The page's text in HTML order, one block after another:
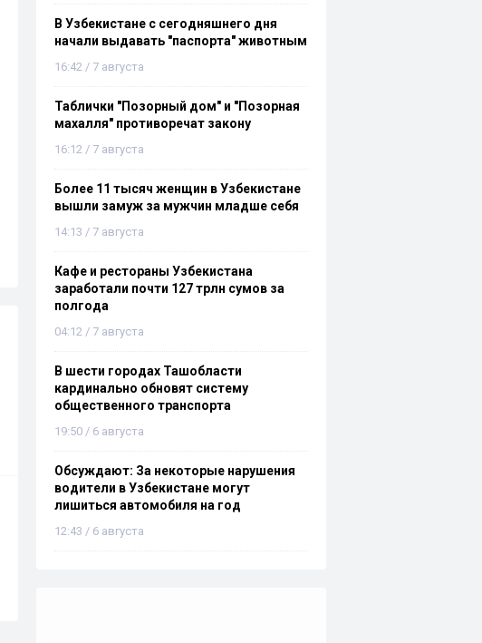
В Узбекистане с сегодняшнего дня
начали выдавать "паспорта" животным
16:42 / 7 августа
Таблички "Позорный дом" и "Позорная
махалля" противоречат закону
16:12 / 7 августа
Более 11 тысяч женщин в Узбекистане
вышли замуж за мужчин младше себя
14:13 / 7 августа
Кафе и рестораны Узбекистана
заработали почти 127 трлн сумов за
полгода
04:12 / 7 августа
В шести городах Ташобласти
кардинально обновят систему
общественного транспорта
19:50 / 6 августа
Обсуждают: За некоторые нарушения
водители в Узбекистане могут
лишиться автомобиля на год
12:43 / 6 августа